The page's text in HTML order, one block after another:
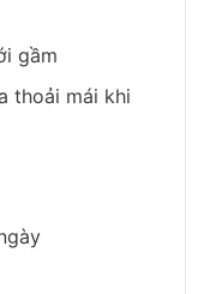
gầm
thoải mái khi